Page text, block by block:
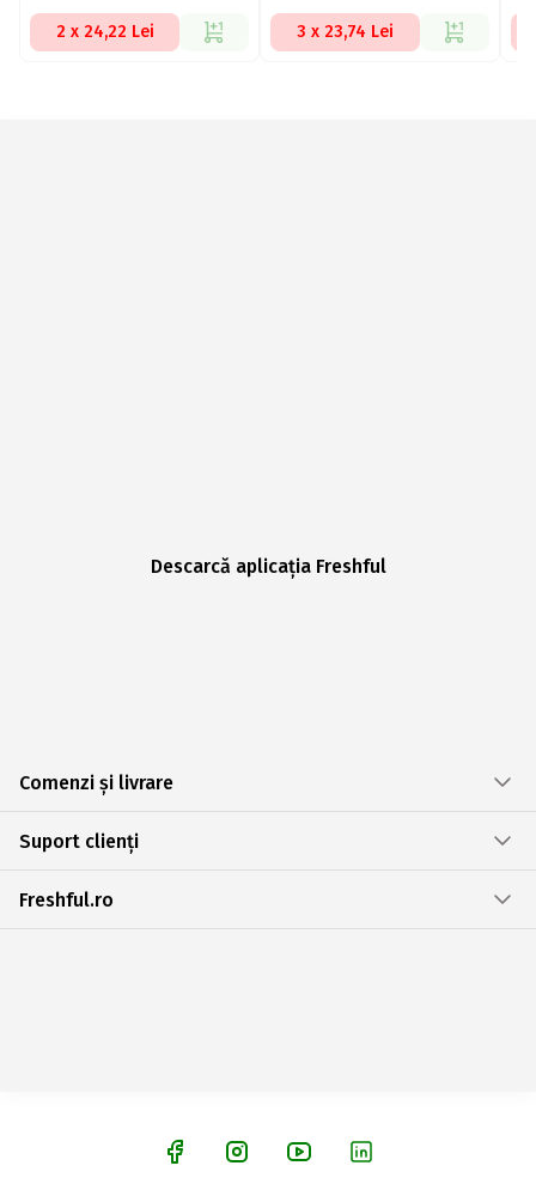
2 x 24,22 Lei 3 x 23,74 Lei
Descarcă aplicația Freshful
Comenzi și livrare
Suport clienți
Freshful.ro